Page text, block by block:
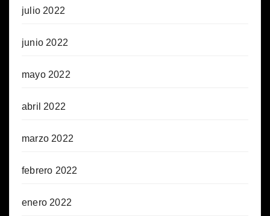
julio 2022
junio 2022
mayo 2022
abril 2022
marzo 2022
febrero 2022
enero 2022